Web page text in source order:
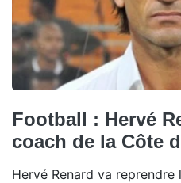
Football : Hervé
coach de la Côte
Hervé Renard va reprendre